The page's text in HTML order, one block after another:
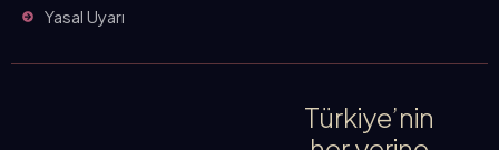
Yasal Uyarı
Türkiye’nin